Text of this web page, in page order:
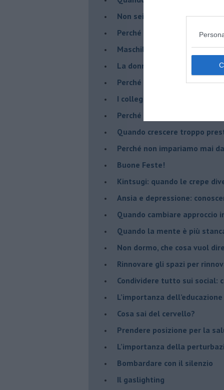
​Non sei indietro, stai
​Perché abbiamo bisogno di
​Maschilismo inconsapevole
​La donna può scegliere di
​Perché abbiamo così
​I collegamenti tra filosofia e
​Perché tutti si sentono in
​Quando crescere troppo
​Perché non impariamo mai
​Buone Feste!
​Kintsugi: quando le crepe
Ansia e depressione:
Quando cambiare approccio
​Quando la mente è più
Non dormo, che cosa vuol
​Rinnovare gli spazi per
​Condividere tutto sui social:
​L’importanza
​Cosa sai del cervello?
Prendere posizione per la
L’importanza della
​Bombardare con il silenzio
Il gaslighting